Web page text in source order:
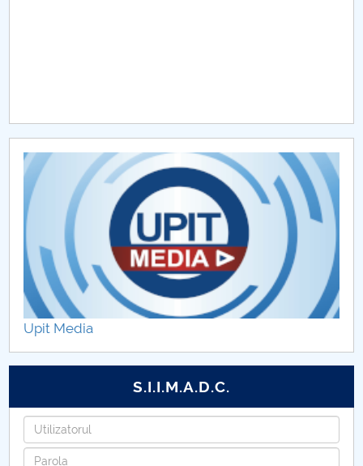
Upit Media
S.I.I.M.A.D.C.
Identifiant
Mot